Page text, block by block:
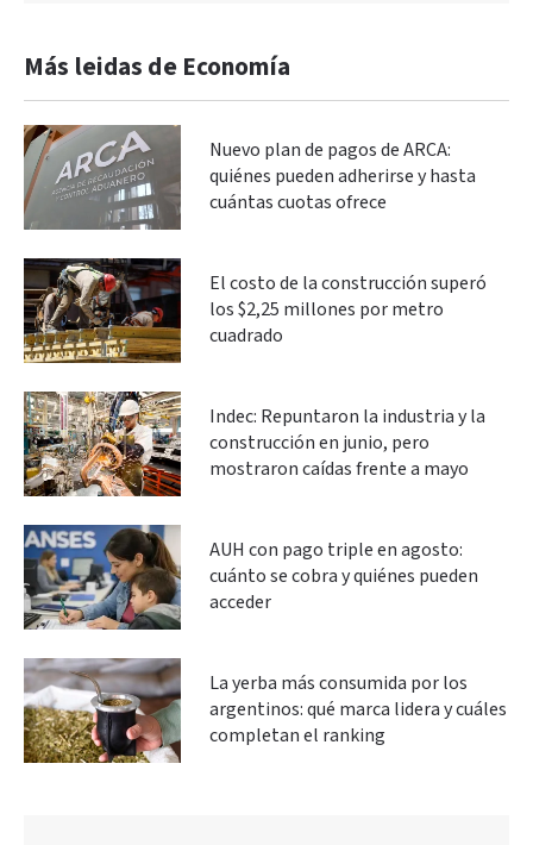
Más leidas de Economía
Nuevo plan de pagos de ARCA:
quiénes pueden adherirse y hasta
cuántas cuotas ofrece
El costo de la construcción superó
los $2,25 millones por metro
cuadrado
Indec: Repuntaron la industria y la
construcción en junio, pero
mostraron caídas frente a mayo
AUH con pago triple en agosto:
cuánto se cobra y quiénes pueden
acceder
La yerba más consumida por los
argentinos: qué marca lidera y cuáles
completan el ranking